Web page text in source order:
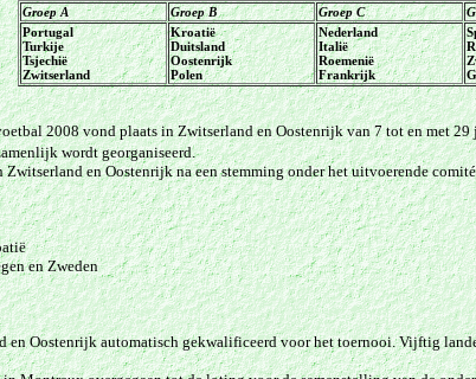
Groep A
Groep B Groep C
Portugal
Turkije
Tsjechië
Zwitserland
Kroatië
Duitsland
Oostenrijk
Polen
Nederland
Italië
Roemenië
Frankrijk
2008 vond plaats in Zwitserland en Oostenrijk van 7 tot en met
wordt georganiseerd.
en Oostenrijk na een stemming onder het uitvoerende
en Zweden
en Oostenrijk automatisch gekwalificeerd voor het toernooi. Vijftig